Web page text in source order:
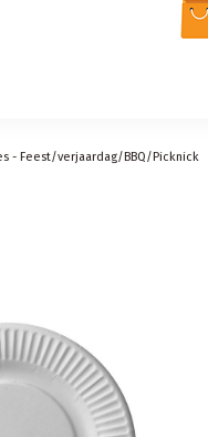
- Feest/verjaardag/BBQ/Picknick